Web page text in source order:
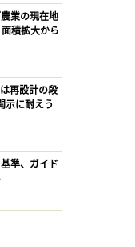
業の現在地
積拡大から
再設計の段
示に耐えう
準、ガイド